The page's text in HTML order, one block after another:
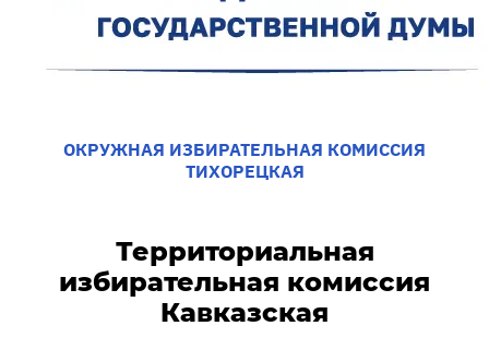
ОКРУЖНАЯ ИЗБИРАТЕЛЬНАЯ КОМИССИЯ
ТИХОРЕЦКАЯ
Территориальная
избирательная комиссия
Кавказская